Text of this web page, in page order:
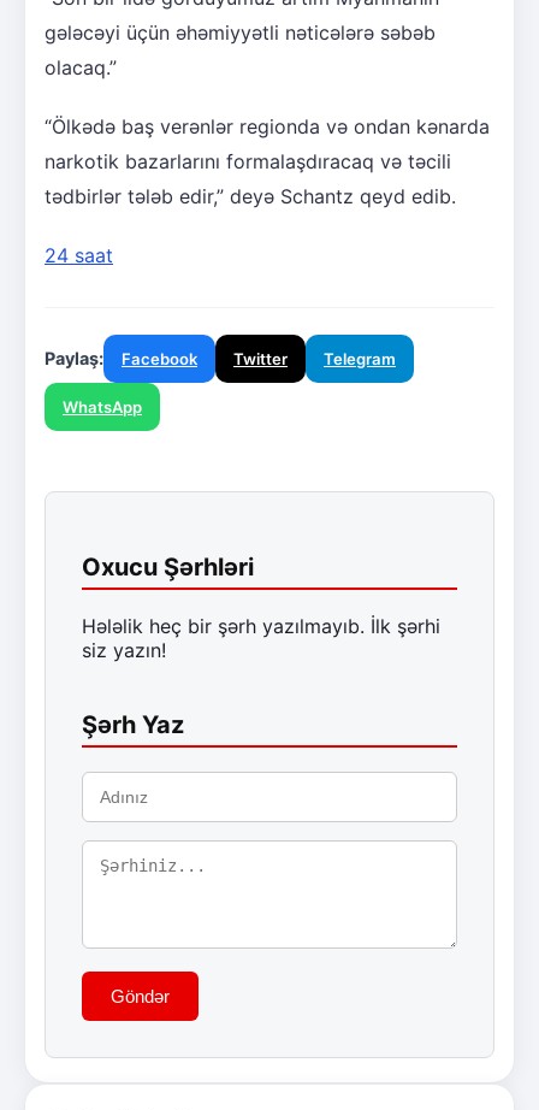
gələcəyi üçün əhəmiyyətli nəticələrə səbəb
olacaq.”
“Ölkədə baş verənlər regionda və ondan kənarda
narkotik bazarlarını formalaşdıracaq və təcili
tədbirlər tələb edir,” deyə Schantz qeyd edib.
24 saat
Paylaş: Facebook Twitter Telegram
WhatsApp
Oxucu Şərhləri
Hələlik heç bir şərh yazılmayıb. İlk şərhi
siz yazın!
Şərh Yaz
Göndər